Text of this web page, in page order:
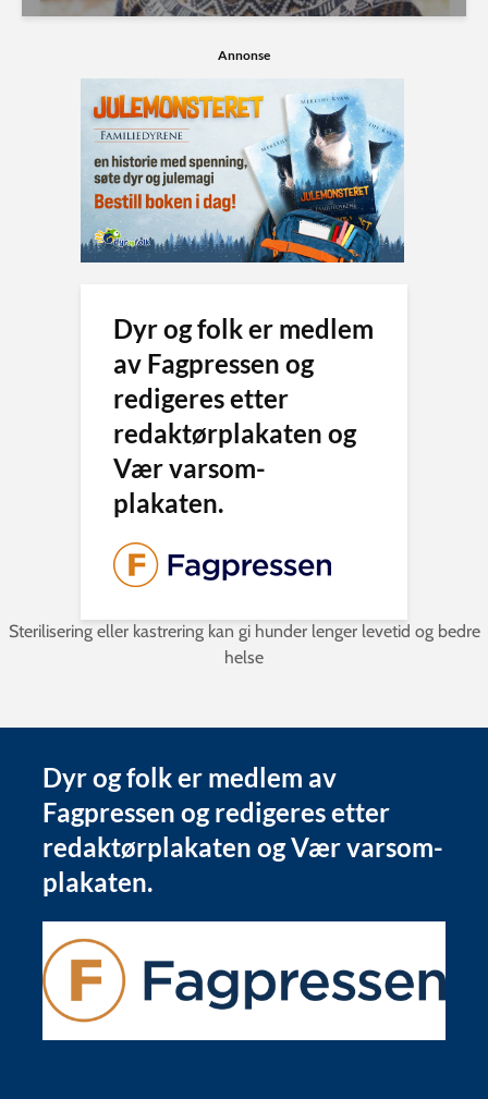
Annonse
Dyr og folk er medlem
av Fagpressen og
redigeres etter
redaktørplakaten og
Vær varsom-
plakaten.
Sterilisering eller kastrering kan gi hunder lenger levetid og bedre
helse
Dyr og folk er medlem av
Fagpressen og redigeres etter
redaktørplakaten og Vær varsom-
plakaten.